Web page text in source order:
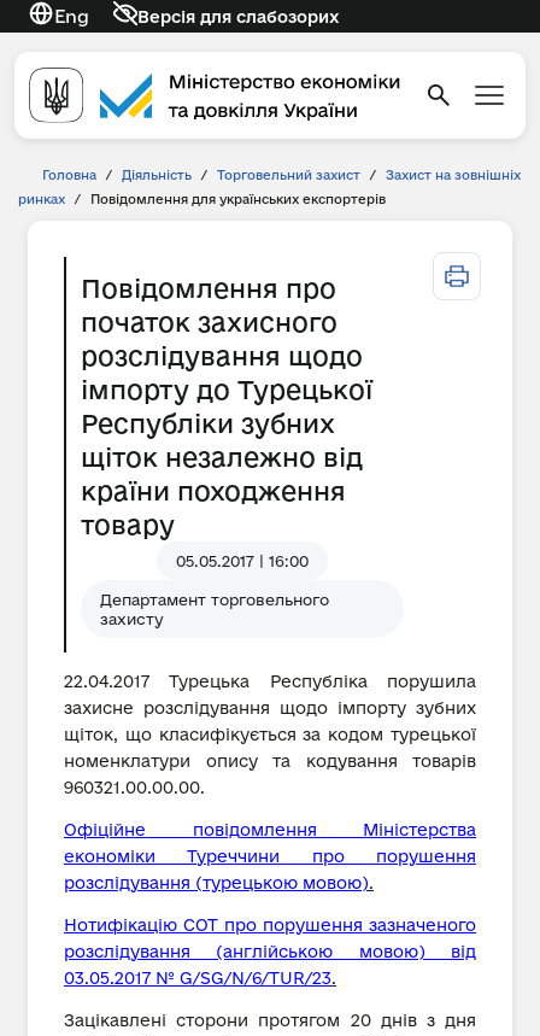
Eng Версія для слабозорих
Головна / Діяльність / Торговельний захист /
Захист на зовнішніх
ринках
/ Повідомлення для українських експортерів
Повідомлення про
початок захисного
розслідування щодо
імпорту до Турецької
Республіки зубних
щіток незалежно від
країни походження
товару
05.05.2017 | 16:00
Департамент торговельного
захисту
22.04.2017 Турецька Республіка порушила
захисне розслідування щодо імпорту зубних
щіток, що класифікується за кодом турецької
номенклатури опису та кодування товарів
960321.00.00.00.
Офіційне повідомлення Міністерства
економіки Туреччини про порушення
розслідування (турецькою мовою).
Нотифікацію СОТ про порушення зазначеного
розслідування (англійською мовою) від
03.05.2017 № G/SG/N/6/TUR/23.
Зацікавлені сторони протягом 20 днів з дня